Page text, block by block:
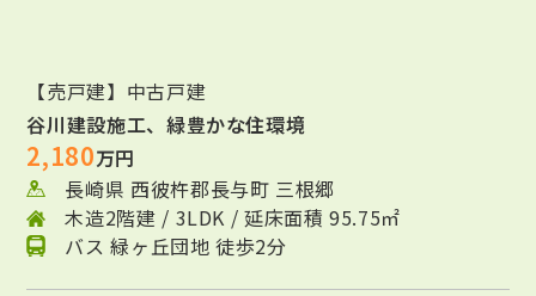
【売戸建】中古戸建
谷川建設施工、緑豊かな住環境
2,180万円
長崎県 西彼杵郡長与町 三根郷
木造2階建 / 3LDK / 延床面積 95.75㎡
バス 緑ヶ丘団地 徒歩2分